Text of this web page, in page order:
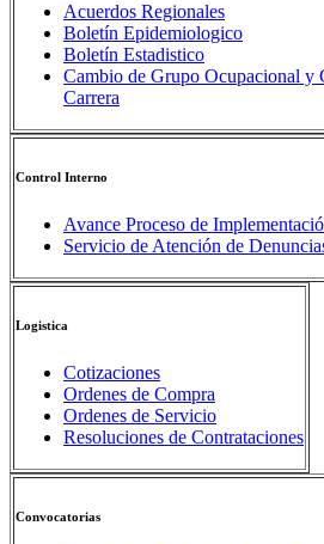
Acuerdos Regionales
Boletín Epidemiologico
Boletín Estadistico
Cambio de Grupo Ocupacional y
Carrera
Control Interno
Avance Proceso de
Servicio de Atención de
Logistica
Cotizaciones
Ordenes de Compra
Ordenes de Servicio
Resoluciones de Contrataciones
Convocatorias